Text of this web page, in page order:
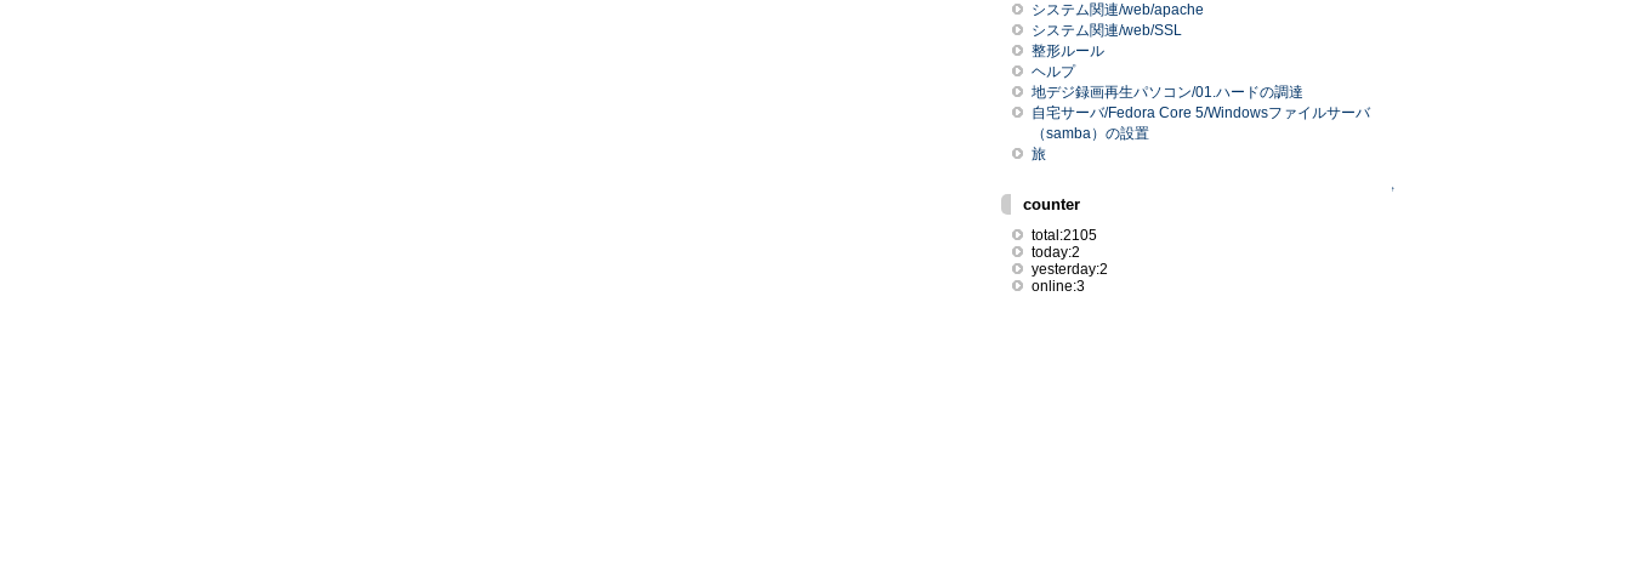
システム関連/web/apache
システム関連/web/SSL
整形ルール
ヘルプ
地デジ録画再生パソコン/01.ハードの調達
自宅サーバ/Fedora Core 5/Windowsファイルサーバ
（samba）の設置
旅
↑
counter
total:2105
today:2
yesterday:2
online:3